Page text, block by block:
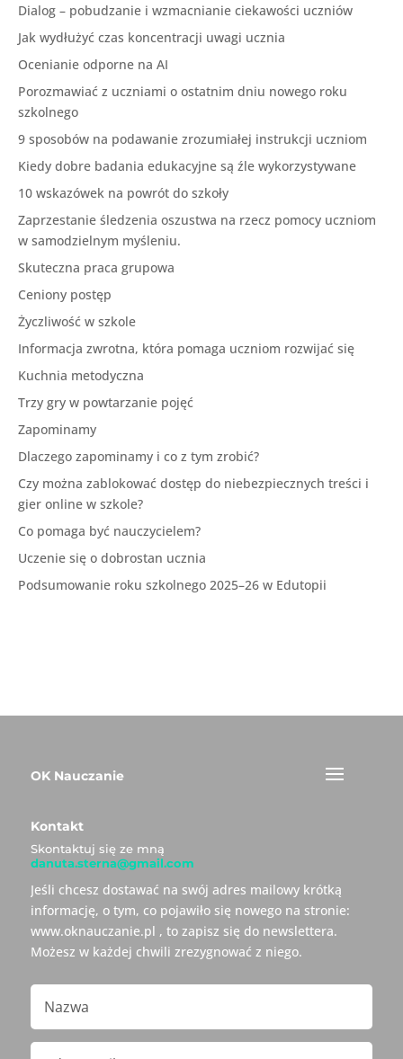
Dialog – pobudzanie i wzmacnianie ciekawości uczniów
Jak wydłużyć czas koncentracji uwagi ucznia
Ocenianie odporne na AI
Porozmawiać z uczniami o ostatnim dniu nowego roku
szkolnego
9 sposobów na podawanie zrozumiałej instrukcji uczniom
Kiedy dobre badania edukacyjne są źle wykorzystywane
10 wskazówek na powrót do szkoły
Zaprzestanie śledzenia oszustwa na rzecz pomocy uczniom
w samodzielnym myśleniu.
Skuteczna praca grupowa
Ceniony postęp
Życzliwość w szkole
Informacja zwrotna, która pomaga uczniom rozwijać się
Kuchnia metodyczna
Trzy gry w powtarzanie pojęć
Zapominamy
Dlaczego zapominamy i co z tym zrobić?
Czy można zablokować dostęp do niebezpiecznych treści i
gier online w szkole?
Co pomaga być nauczycielem?
Uczenie się o dobrostan ucznia
Podsumowanie roku szkolnego 2025–26 w Edutopii
OK Nauczanie
Kontakt
Skontaktuj się ze mną
danuta.sterna@gmail.com
Jeśli chcesz dostawać na swój adres mailowy krótką
informację, o tym, co pojawiło się nowego na stronie:
www.oknauczanie.pl , to zapisz się do newslettera.
Możesz w każdej chwili zrezygnować z niego.